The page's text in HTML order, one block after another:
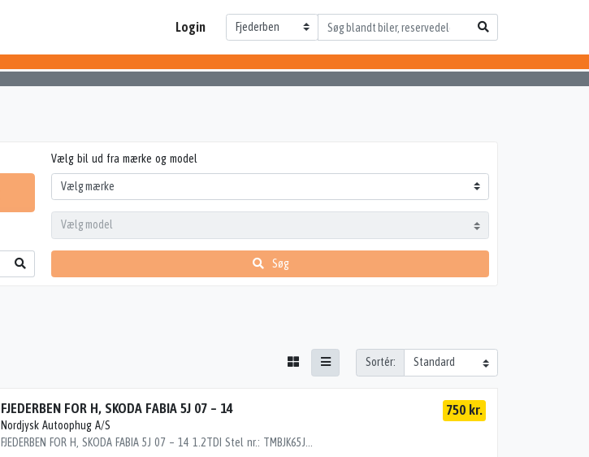
Login
Vælg bil ud fra mærke og model
Søg
Sortér:
FJEDERBEN FOR H, SKODA FABIA 5J 07 – 14
Nordjysk Autoophug A/S
750 kr.